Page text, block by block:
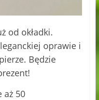
od okładki.
oprawie i
Będzie
aż 50